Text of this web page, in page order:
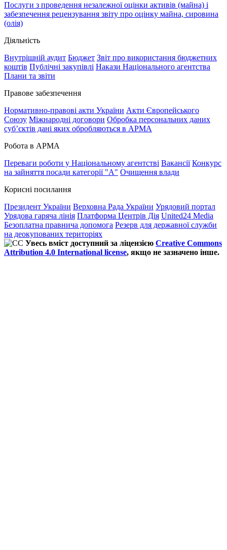
Послуги з проведення незалежної оцінки активів (майна) і
забезпечення рецензування звіту про оцінку майна, сировина
(олія)
Діяльність
Внутрішній аудит Бюджет Звіт про використання бюджетних
коштів Публічні закупівлі Накази Національного агентства
Плани та звіти
Правове забезпечення
Нормативно-правові акти України Акти Європейського
Союзу Міжнародні договори Обробка персональних даних
субʼєктів дані яких обробляються в АРМА
Робота в АРМА
Переваги роботи у Національному агентстві Вакансії Конкурс
на зайняття посади категорії "А" Очищення влади
Корисні посилання
Президент України Верховна Рада України Урядовий портал
Урядова гаряча лінія Платформа Центрів Дія United24 Media
Безоплатна правнича допомога Резерв для державної служби
на деокупованих територіях
Увесь вміст доступний за ліцензією Creative Commons
Attribution 4.0 International license, якщо не зазначено інше.